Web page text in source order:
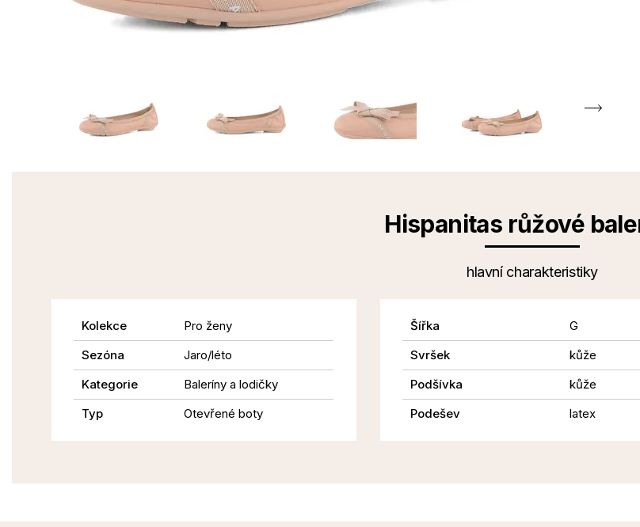
Hispanitas růžové
hlavní charakteristiky
Kolekce
Pro ženy
Sezóna
Jaro/léto
Kategorie
Baleríny a lodičky
Typ
Otevřené boty
Šířka
G
Svršek
kůže
Podšívka
kůže
Podešev
latex